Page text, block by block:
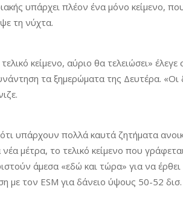
υπάρχει πλέον ένα μόνο κείμενο,
τη νύχτα.
κείμενο, αύριο θα τελειώσει»
τα ξημερώματα της Δευτέρα.
υπάρχουν πολλά καυτά ζητήματα
μέτρα, το τελικό κείμενο που
άμεσα «εδώ και τώρα» για να
με τον ESM για δάνειο ύψους 50-52